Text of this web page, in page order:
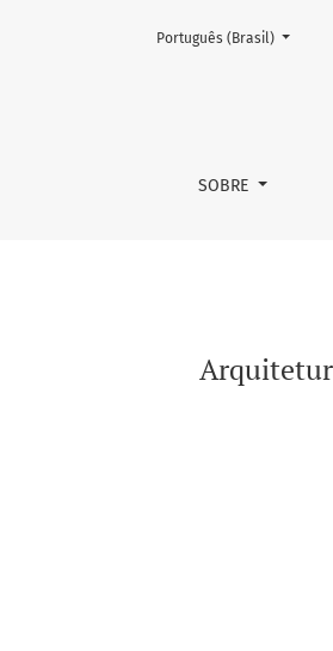
Arquitetura da
SOBRE
Mudar o idioma. O atual é:
Português (Brasil)